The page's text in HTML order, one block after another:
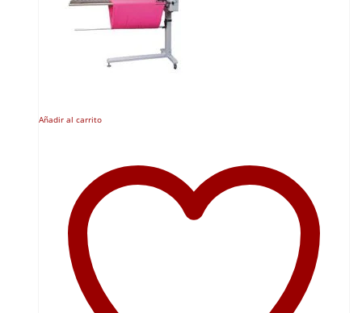
Añadir al carrito